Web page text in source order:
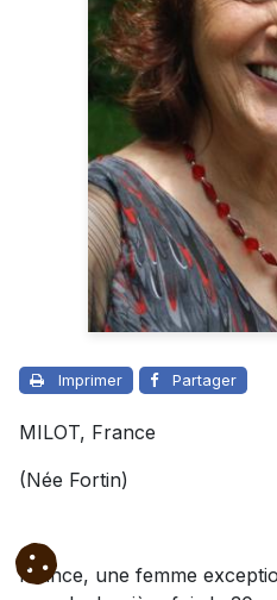
Imprimer Partager
MILOT, France
(Née Fortin)
France, une femme